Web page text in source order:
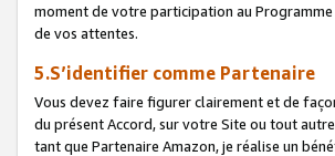
moment de votre participation au
de vos attentes.
5.S’identifier comme Partenaire
Vous devez faire figurer clairement et de
du présent Accord, sur votre Site ou tout
tant que Partenaire Amazon, je réalise un